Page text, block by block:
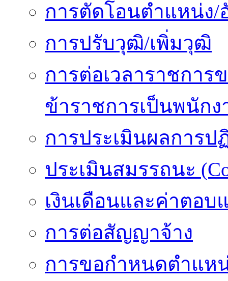
การตัดโอนตำแหน่ง/
การปรับวุฒิ/เพิ่มวุฒิ
การต่อเวลาราชการ
ข้าราชการเป็นพนักง
การประเมินผลการป
ประเมินสมรรถนะ
เงินเดือนและค่าตอบ
การต่อสัญญาจ้าง
การขอกำหนดตำแห